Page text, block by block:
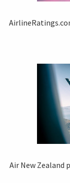
Air New Zealand